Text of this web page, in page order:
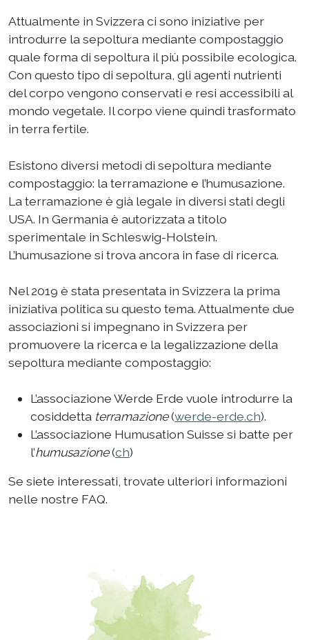
Attualmente in Svizzera ci sono iniziative per
introdurre la sepoltura mediante compostaggio
quale forma di sepoltura il più possibile ecologica.
Con questo tipo di sepoltura, gli agenti nutrienti
del corpo vengono conservati e resi accessibili al
mondo vegetale. Il corpo viene quindi trasformato
in terra fertile.
Esistono diversi metodi di sepoltura mediante
compostaggio: la terramazione e l’humusazione.
La terramazione è già legale in diversi stati degli
USA. In Germania è autorizzata a titolo
sperimentale in Schleswig-Holstein.
L’humusazione si trova ancora in fase di ricerca.
Nel 2019 è stata presentata in Svizzera la prima
iniziativa politica su questo tema. Attualmente due
associazioni si impegnano in Svizzera per
promuovere la ricerca e la legalizzazione della
sepoltura mediante compostaggio:
L’associazione Werde Erde vuole introdurre la
cosiddetta terramazione(werde-erde.ch).
L’associazione Humusation Suisse si batte per
l’humusazione(ch)
Se siete interessati, trovate ulteriori informazioni
nelle nostre FAQ.